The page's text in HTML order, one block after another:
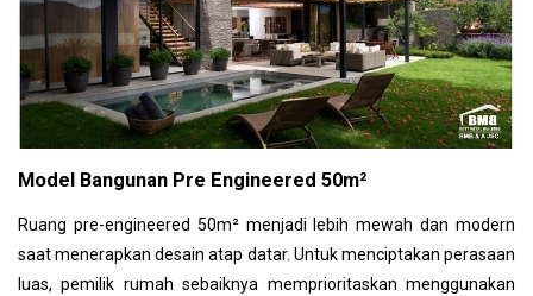
Model Bangunan Pre Engineered 50m²
Ruang pre-engineered 50m² menjadi lebih mewah dan modern
saat menerapkan desain atap datar. Untuk menciptakan perasaan
luas, pemilik rumah sebaiknya memprioritaskan menggunakan